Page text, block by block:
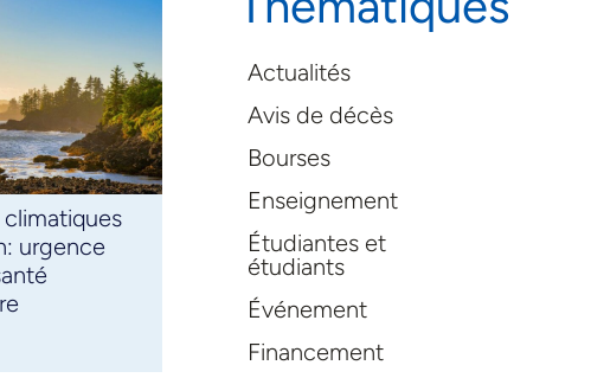
urgence
Actualités
Avis de décès
Bourses
Enseignement
Étudiantes et
étudiants
Événement
Financement